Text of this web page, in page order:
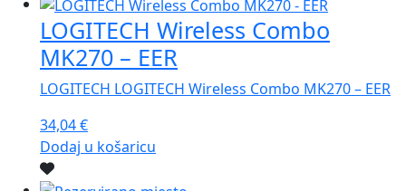
LOGITECH Wireless Combo
MK270 – EER
LOGITECH LOGITECH Wireless Combo MK270 – EER
34,04€
Dodaj u košaricu